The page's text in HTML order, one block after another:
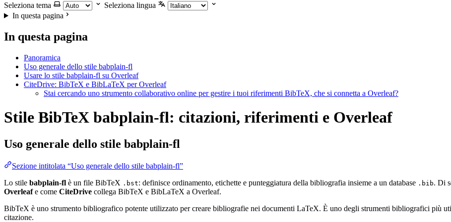
Seleziona tema
Seleziona lingua
In questa pagina
In questa pagina
Panoramica
Uso generale dello stile babplain-fl
Usare lo stile babplain-fl su Overleaf
CiteDrive: BibTeX e BibLaTeX per Overleaf
Stai cercando uno strumento collaborativo online per gestire i tuoi riferimenti BibTeX, che si connetta a Overleaf?
Stile BibTeX babplain-fl: citazioni, riferimenti e Overleaf
Uso generale dello stile babplain-fl
Sezione intitolata “Uso generale dello stile babplain-fl”
Lo stile babplain-fl è un file BibTeX .bst: definisce ordinamento, etichette e punteggiatura della bibliografia insieme a un database .bib. Di
Overleafe come CiteDrive collega BibTeX e BibLaTeX a Overleaf.
BibTeX è uno strumento bibliografico potente utilizzato per creare bibliografie nei documenti LaTeX. È uno degli strumenti bibliografici più
citazione.